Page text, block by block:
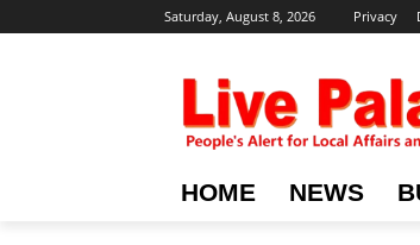
Saturday, August 8, 2026 Privacy
HOME NEWS